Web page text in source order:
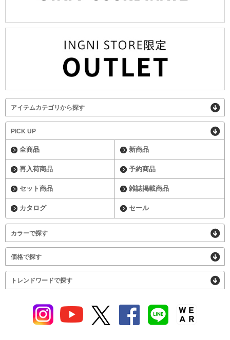
アイテムカテゴリから探す
PICK UP
全商品 新商品
再入荷商品 予約商品
セット商品 雑誌掲載商品
カタログ セール
カラーで探す
価格で探す
トレンドワードで探す